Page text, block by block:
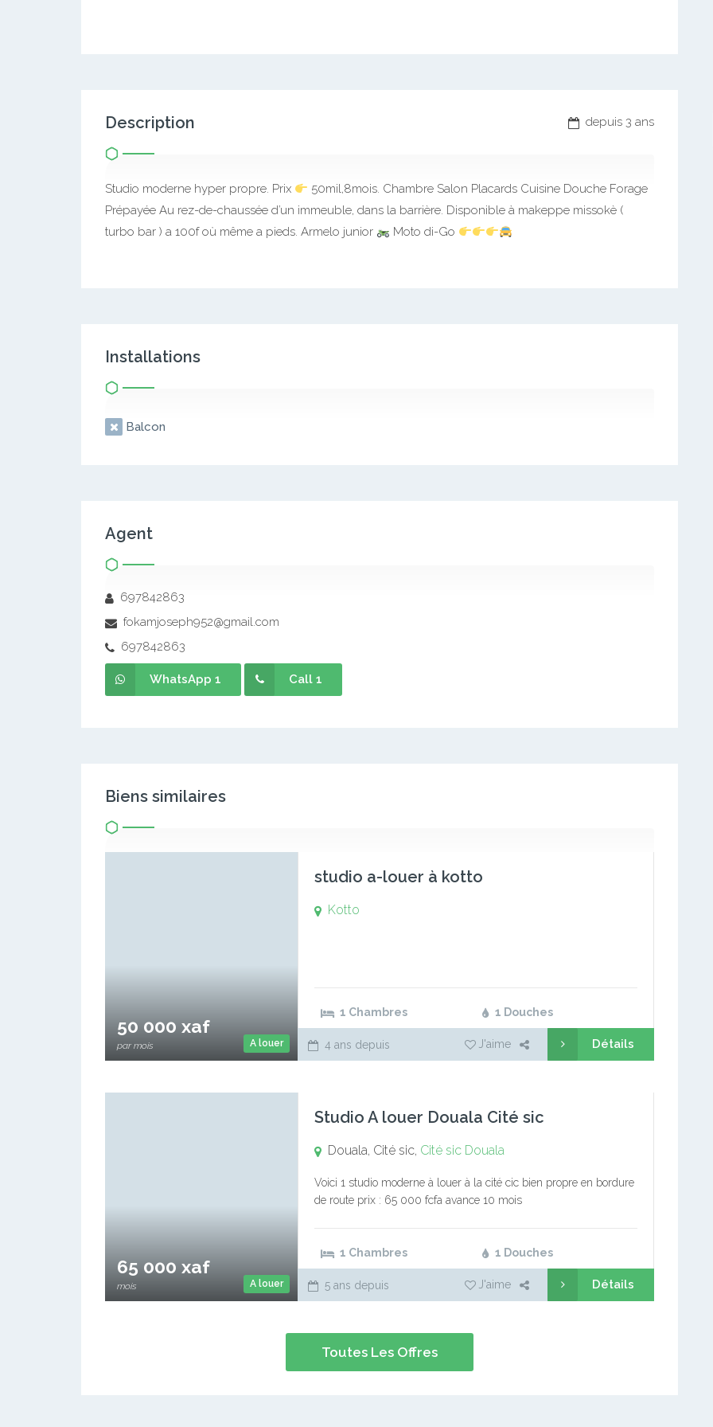
depuis 3 ans
Description
Studio moderne hyper propre. Prix
50mil,8mois. Chambre Salon Placards Cuisine Douche Forage
Prépayée Au rez-de-chaussée d’un immeuble, dans la barrière. Disponible à makeppe missokè (
turbo bar ) a 100f où même a pieds. Armelo junior
Moto di-Go
Installations
Balcon
Agent
697842863
fokamjoseph952@gmail.com
697842863
WhatsApp 1 Call 1
Biens similaires
A louer
50 000 xaf
par mois
studio a-louer à kotto
Kotto
1 Chambres 1 Douches
4 ans depuis J'aime Détails
A louer
65 000 xaf
mois
Studio A louer Douala Cité sic
Douala, Cité sic, Cité sic Douala
Voici 1 studio moderne à louer à la cité cic bien propre en bordure
de route prix : 65 000 fcfa avance 10 mois
1 Chambres 1 Douches
5 ans depuis J'aime Détails
Toutes Les Offres